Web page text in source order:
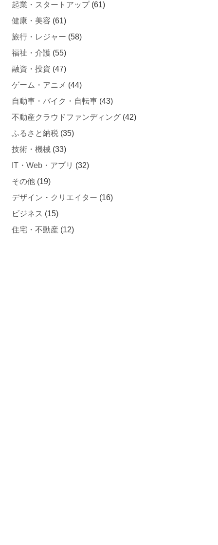
健康・美容 (61)
旅行・レジャー
福祉・介護(55)
融資・投資 (47)
ゲーム・アニメ
自動車・バイク・自転車
不動産クラウドファンディング
ふるさと納税 (35)
技術・機械(33)
IT・Web・アプリ
その他(19)
デザイン・クリエイター
ビジネス (15)
住宅・不動産